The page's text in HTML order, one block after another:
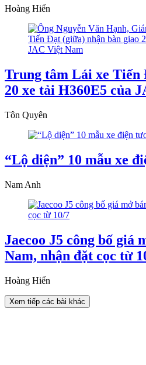
Hoàng Hiển
Trung tâm Lái xe Tiến
20 xe tải H360E5 của
Tôn Quyên
“Lộ diện” 10 mẫu xe
Nam Anh
Jaecoo J5 công bố giá
Nam, nhận đặt cọc từ
Hoàng Hiển
Xem tiếp các bài khác